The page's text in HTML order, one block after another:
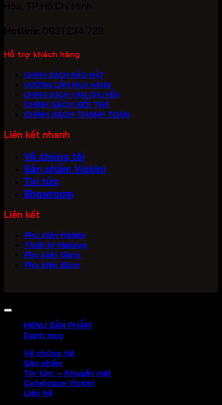
Hỗ trợ khách hàng
CHÍNH SÁCH BẢO MẬT
HƯỚNG DẪN MUA HÀNG
CHÍNH SÁCH VẬN CHUYỂN
CHÍNH SÁCH ĐỔI TRẢ
CHÍNH SÁCH THANH TOÁN
Liên kết nhanh
Về chúng tôi
Sản phẩm Vickini
Tin tức
Showroom
Liên kết
Phụ kiện Hafele
Thiết bị Malloca
Phụ kiện Garis
Phụ kiện Blum
MENU SẢN PHẨM
Danh mục
Về chúng tôi
Sản phẩm
Tin tức – Khuyến mãi
Catalogue Vickini
Liên hệ